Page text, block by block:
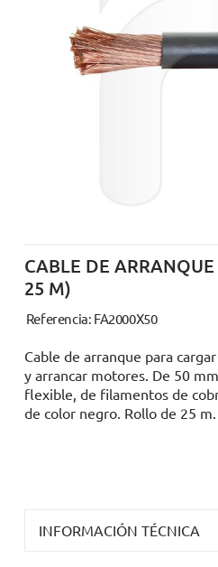
CABLE DE
25 M)
Referencia: FA2000X50
Cable de arranque para
y arrancar motores. De 50
flexible, de filamentos de
de color negro. Rollo de 25 m.
INFORMACIÓN TÉCNICA